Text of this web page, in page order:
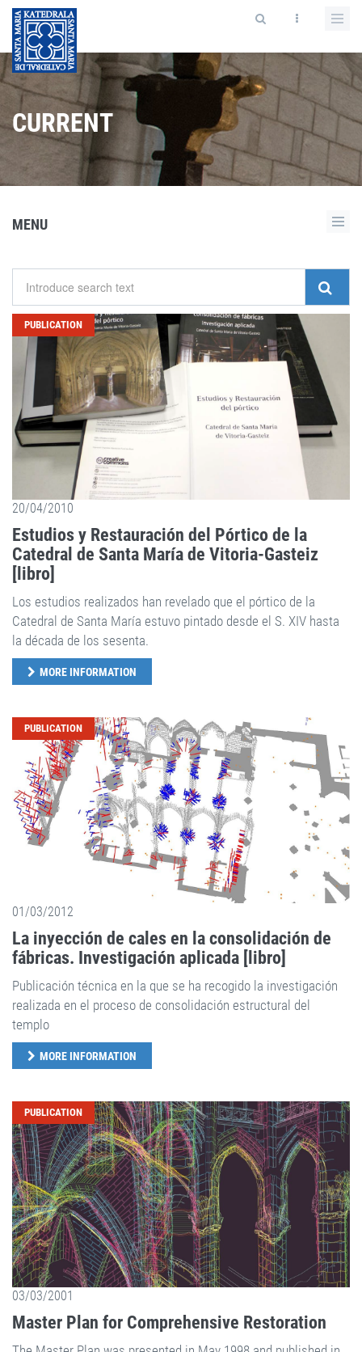
CURRENT
MENU
PUBLICATION
20/04/2010
Estudios y Restauración del Pórtico de la
Catedral de Santa María de Vitoria-Gasteiz
[libro]
Los estudios realizados han revelado que el pórtico de la
Catedral de Santa María estuvo pintado desde el S. XIV hasta
la década de los sesenta.
MORE INFORMATION
PUBLICATION
01/03/2012
La inyección de cales en la consolidación de
fábricas. Investigación aplicada [libro]
Publicación técnica en la que se ha recogido la investigación
realizada en el proceso de consolidación estructural del
templo
MORE INFORMATION
PUBLICATION
03/03/2001
Master Plan for Comprehensive Restoration